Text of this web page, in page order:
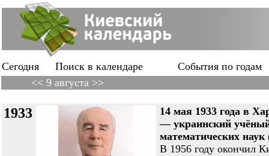
Сегодня Поиск в календаре
События по годам
<< 9 августа >>
1933
14 мая 1933 года в
— украинский
математических наук
В 1956 году окончил